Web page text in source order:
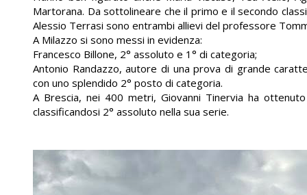
Martorana. Da sottolineare che il primo e il secondo
Alessio Terrasi sono entrambi allievi del professore
A Milazzo si sono messi in evidenza:
Francesco Billone, 2° assoluto e 1° di categoria;
Antonio Randazzo, autore di una prova di grande
con uno splendido 2° posto di categoria.
A Brescia, nei 400 metri, Giovanni Tinervia ha
classificandosi 2° assoluto nella sua serie.